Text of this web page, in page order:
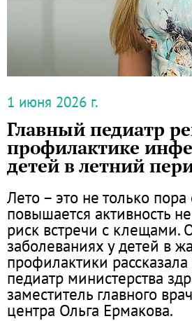
1 июня 2026 г.
Главный педиатр
профилактике
детей в летний
Лето – это не только
повышается активность
риск встречи с клещами.
заболеваниях у детей в
профилактики
педиатр министерства
заместитель главного
центра Ольга Ермакова.